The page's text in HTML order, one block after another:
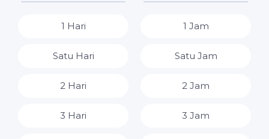
1 Hari
Satu Hari
2 Hari
3 Hari
1 Jam
Satu Jam
2 Jam
3 Jam